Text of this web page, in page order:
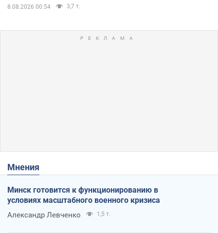
8.08.2026 00:54 3,7 т.
Мнения
Минск готовится к функционированию в
условиях масштабного военного кризиса
Александр Левченко 1,5 т.